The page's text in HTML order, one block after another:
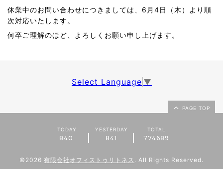
休業中のお問い合わせにつきましては、6月4日（木）より順
次対応いたします。
何卒ご理解のほど、よろしくお願い申し上げます。
Select Language ▼
PAGE TOP
TODAY
840
YESTERDAY
841
TOTAL
774689
©2026 有限会社オフィストゥリトネス . All Rights Reserved.